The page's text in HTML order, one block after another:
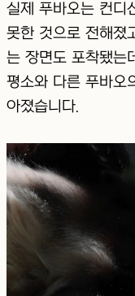
실제 푸바오는 컨디
못한 것으로 전해졌
는 장면도 포착됐는
평소와 다른 푸바오
아졌습니다.